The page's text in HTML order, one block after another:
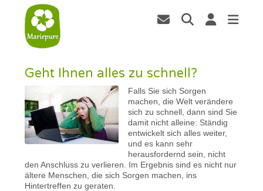
Geht Ihnen alles zu schnell?
Falls Sie sich Sorgen
machen, die Welt verändere
sich zu schnell, dann sind Sie
damit nicht alleine: Ständig
entwickelt sich alles weiter,
und es kann sehr
herausfordernd sein, nicht
den Anschluss zu verlieren. Im Ergebnis sind es nicht nur
ältere Menschen, die sich Sorgen machen, ins
Hintertreffen zu geraten.